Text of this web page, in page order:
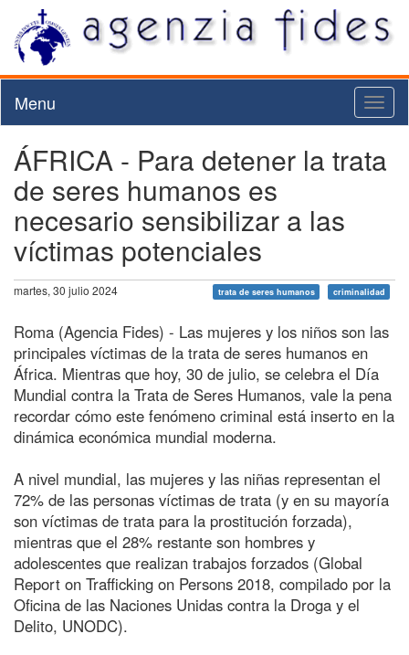
Menu
ÁFRICA - Para detener la trata
de seres humanos es
necesario sensibilizar a las
víctimas potenciales
martes, 30 julio 2024 trata de seres humanos criminalidad
Roma (Agencia Fides) - Las mujeres y los niños son las
principales víctimas de la trata de seres humanos en
África. Mientras que hoy, 30 de julio, se celebra el Día
Mundial contra la Trata de Seres Humanos, vale la pena
recordar cómo este fenómeno criminal está inserto en la
dinámica económica mundial moderna.
A nivel mundial, las mujeres y las niñas representan el
72% de las personas víctimas de trata (y en su mayoría
son víctimas de trata para la prostitución forzada),
mientras que el 28% restante son hombres y
adolescentes que realizan trabajos forzados (Global
Report on Trafficking on Persons 2018, compilado por la
Oficina de las Naciones Unidas contra la Droga y el
Delito, UNODC).